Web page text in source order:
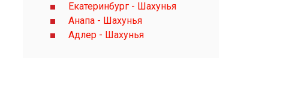
Екатеринбург - Шахунья
Анапа - Шахунья
Адлер - Шахунья